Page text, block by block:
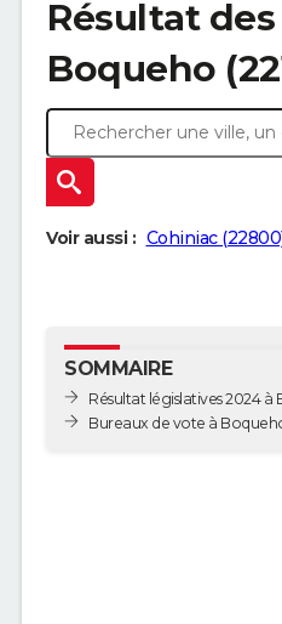
Résultat
Boqueho
Voir aussi : Cohiniac
SOMMAIRE
Résultat législatives 2024 à
Bureaux de vote à